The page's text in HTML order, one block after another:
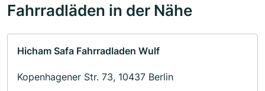
Fahrradläden in der Nähe
Hicham Safa Fahrradladen Wulf
Kopenhagener Str. 73, 10437 Berlin